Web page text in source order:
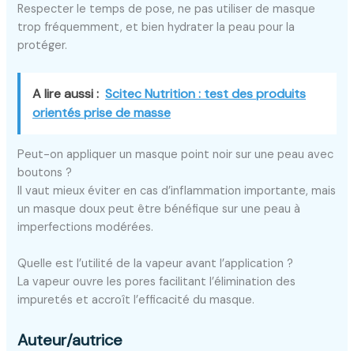
Respecter le temps de pose, ne pas utiliser de masque
trop fréquemment, et bien hydrater la peau pour la
protéger.
A lire aussi : Scitec Nutrition : test des produits
orientés prise de masse
Peut-on appliquer un masque point noir sur une peau avec
boutons ?
Il vaut mieux éviter en cas d’inflammation importante, mais
un masque doux peut être bénéfique sur une peau à
imperfections modérées.
Quelle est l’utilité de la vapeur avant l’application ?
La vapeur ouvre les pores facilitant l’élimination des
impuretés et accroît l’efficacité du masque.
Auteur/autrice